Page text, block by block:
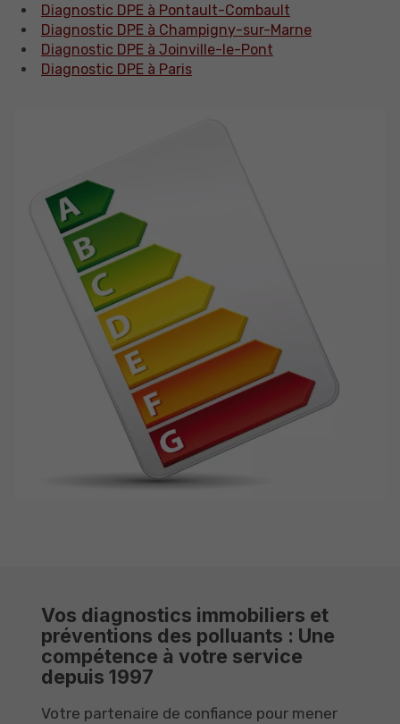
Diagnostic DPE à Pontault-Combault
Diagnostic DPE à Champigny-sur-Marne
Diagnostic DPE à Joinville-le-Pont
Diagnostic DPE à Paris
Vos diagnostics immobiliers et
préventions des polluants : Une
compétence à votre service
depuis 1997
Votre partenaire de confiance pour mener